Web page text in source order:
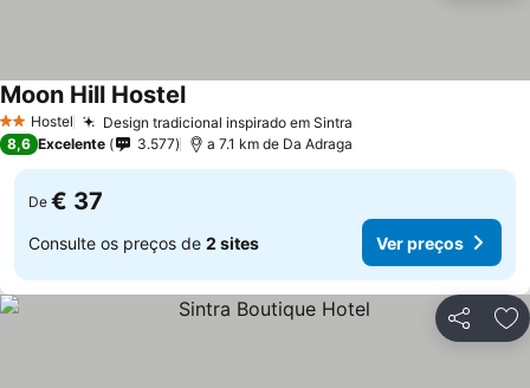
2 Estrelas
Hostel Design tradicional inspirado em Sintra
Moon Hill Hostel
8,6 Excelente 3.577 a 7.1 km de Da Adraga
De € 37
Consulte os preços de 2 sites Ver preços
Partilhar